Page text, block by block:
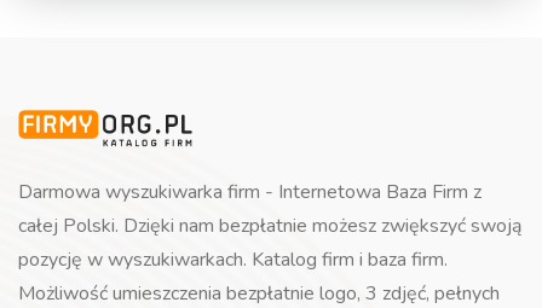
Darmowa wyszukiwarka firm - Internetowa Baza Firm z
całej Polski. Dzięki nam bezpłatnie możesz zwiększyć swoją
pozycję w wyszukiwarkach. Katalog firm i baza firm.
Możliwość umieszczenia bezpłatnie logo, 3 zdjęć, pełnych